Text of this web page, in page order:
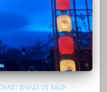
RENNES EST BAUD-